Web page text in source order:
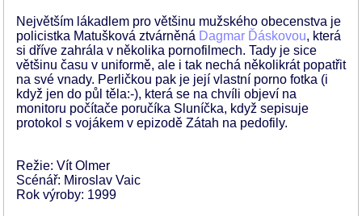
Největším lákadlem pro většinu mužského obecenstva je
policistka Matušková ztvárněná Dagmar Ďáskovou, která
si dříve zahrála v několika pornofilmech. Tady je sice
většinu času v uniformě, ale i tak nechá několikrát popatřit
na své vnady. Perličkou pak je její vlastní porno fotka (i
když jen do půl těla:-), která se na chvíli objeví na
monitoru počítače poručíka Sluníčka, když sepisuje
protokol s vojákem v epizodě Zátah na pedofily.
Režie: Vít Olmer
Scénář: Miroslav Vaic
Rok výroby: 1999